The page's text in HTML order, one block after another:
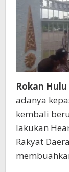
Rokan Hulu
adanya
kembali
lakukan
Rakyat